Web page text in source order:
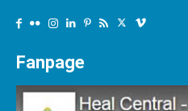
Fanpage